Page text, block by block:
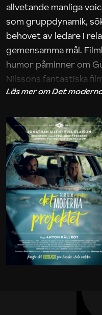
allvetande manliga
som gruppdynamik,
behovet av ledare i
gemensamma mål.
humor påminner om
Nilssons fantastiska
iakttagelser om hur
Maja Kekonius